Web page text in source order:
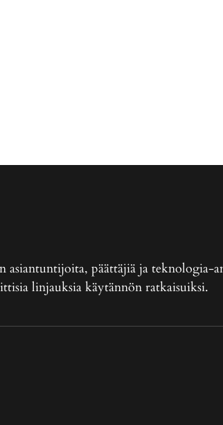
päättäjiä ja teknologia-
linjauksia käytännön ratkaisuiksi.